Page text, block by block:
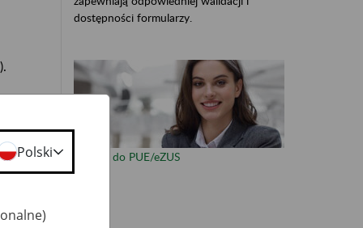
dostępności formularzy.
Zaloguj do PUE/eZUS
Polski